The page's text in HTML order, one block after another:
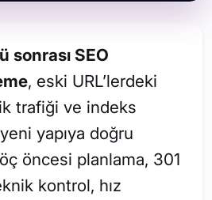
sonrası SEO
, eski URL’lerdeki
trafiği ve indeks
yapıya doğru
öncesi planlama, 301
kontrol, hız